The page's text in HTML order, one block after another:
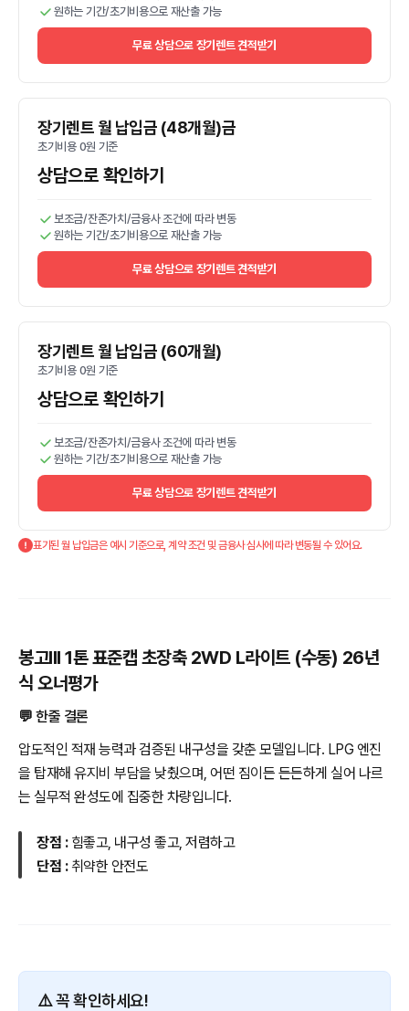
원하는 기간/초기비용으로 재산출 가능
무료 상담으로 장기렌트 견적받기
장기렌트 월 납입금 (48개월)금
초기비용 0원 기준
상담으로 확인하기
보조금/잔존가치/금융사 조건에 따라 변동
원하는 기간/초기비용으로 재산출 가능
무료 상담으로 장기렌트 견적받기
장기렌트 월 납입금 (60개월)
초기비용 0원 기준
상담으로 확인하기
보조금/잔존가치/금융사 조건에 따라 변동
원하는 기간/초기비용으로 재산출 가능
무료 상담으로 장기렌트 견적받기
표기된 월 납입금은 예시 기준으로, 계약 조건 및 금융사 심사에 따라 변동될 수 있어요.
봉고III 1톤 표준캡 초장축 2WD L라이트 (수동) 26년
식 오너평가
💬 한줄 결론
압도적인 적재 능력과 검증된 내구성을 갖춘 모델입니다. LPG 엔진
을 탑재해 유지비 부담을 낮췄으며, 어떤 짐이든 든든하게 실어 나르
는 실무적 완성도에 집중한 차량입니다.
장점 : 힘좋고, 내구성 좋고, 저렴하고
단점 :취약한 안전도
⚠️ 꼭 확인하세요!